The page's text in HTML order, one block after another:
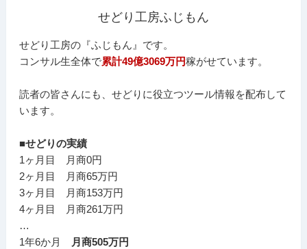
せどり工房ふじもん
せどり工房の『ふじもん』です。
コンサル生全体で累計49億3069万円稼がせています。
読者の皆さんにも、せどりに役立つツール情報を配布して
います。
■せどりの実績
1ヶ月目 月商0円
2ヶ月目 月商65万円
3ヶ月目 月商153万円
4ヶ月目 月商261万円
…
1年6か月
月商505万円